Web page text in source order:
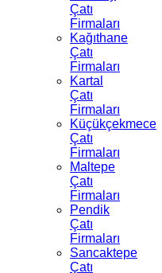
Çatı
Firmaları
Kağıthane
Çatı
Firmaları
Kartal
Çatı
Firmaları
Küçükçekmece
Çatı
Firmaları
Maltepe
Çatı
Firmaları
Pendik
Çatı
Firmaları
Sancaktepe
Çatı